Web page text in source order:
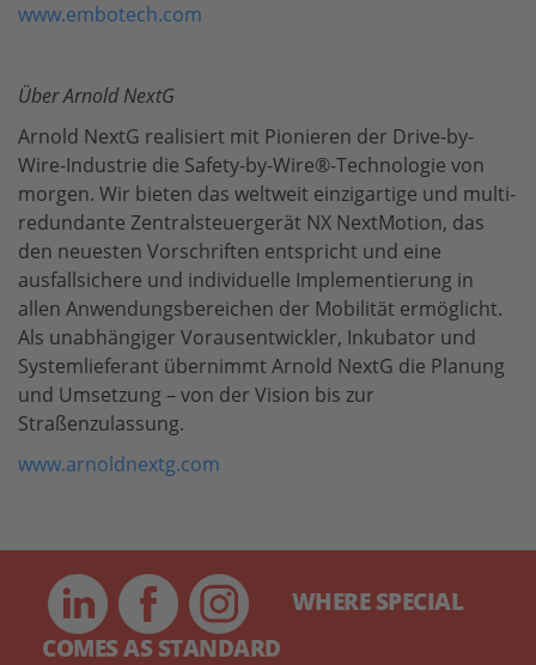
www.embotech.com
Über Arnold NextG
Arnold NextG realisiert mit Pionieren der Drive-by-
Wire-Industrie die Safety-by-Wire®-Technologie von
morgen. Wir bieten das weltweit einzigartige und multi-
redundante Zentralsteuergerät NX NextMotion, das
den neuesten Vorschriften entspricht und eine
ausfallsichere und individuelle Implementierung in
allen Anwendungsbereichen der Mobilität ermöglicht.
Als unabhängiger Vorausentwickler, Inkubator und
Systemlieferant übernimmt Arnold NextG die Planung
und Umsetzung – von der Vision bis zur
Straßenzulassung.
www.arnoldnextg.com
WHERE SPECIAL
COMES AS STANDARD